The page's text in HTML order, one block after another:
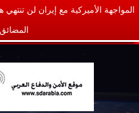
المواجهة الأميركية مع إيران لن
المضائق